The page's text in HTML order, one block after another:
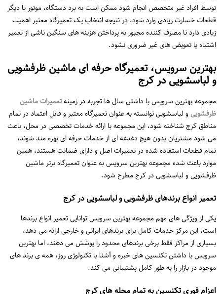
توسط افراد غیر متخصص انجام شود ممکن است به برد دستگاه، موتور یا دیگر
قطعات خسارت زیادی وارد شود، در نتیجه انتخاب یک تعمیرگاه معتبر اهمیت
زیادی دارد تا مصرف کننده مجبور به پرداختن هزینه های سنگین ناشی از تعمیر
اشتباه یا تعویض های غیر ضروری نشود.
بهترین سرویس، تعمیرگاه حرفه ای ماشین ظرفشویی
و لباسشویی در کرج
مجموعه بهترین سرویس با داشتن سال ها تجربه در زمینهتعمیرات ماشین
ظرفشویی و لباسشویی توانسته به عنوان تعمیرگاه معتبر و قابل اعتماد در تمام
مناطق کرج شناخته شود، این مجموعه با ارائه خدمات تخصصی در محل، باعث
می شود مشتریان بدون هیچ دغدغه ای از خدمات حرفه ای بهره مند شوند،
تمام قطعات استفاده شده در تعمیرات اصل و دارای ضمانت هستند، همین
موارد باعث شده مجموعه بهترین سرویس به عنوان تعمیرگاه برتر ماشین
ظرفشویی و لباسشویی در کرج مطرح شود.
تعمیر انواع برندهای ظرفشویی و لباسشویی در کرج
یکی از ویژگی های مهم مجموعه بهترین سرویس توانایی تعمیر انواع برندها
است، این مرکز خدمات کامل برای برندهای ایرانی و خارجی ارائه می دهد،
بسیاری از مراکز فقط برخی برندهای محدود را پوشش می دهند، اما بهترین
سرویس با داشتن تکنسین های خبره و آشنا با تکنولوژی روز، همه ی برند های
موجود در بازار را به طور کامل پشتیبانی می کند.
اعزام فوری تکنسین به تمام محله های کرج